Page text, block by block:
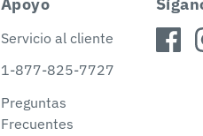
Apoyo
Servicio al cliente
1-877-825-7727
Preguntas
Frecuentes